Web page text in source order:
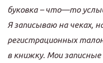
буковка– что—то
Я записываю на чеках,
регистрационных
в книжку. Мои